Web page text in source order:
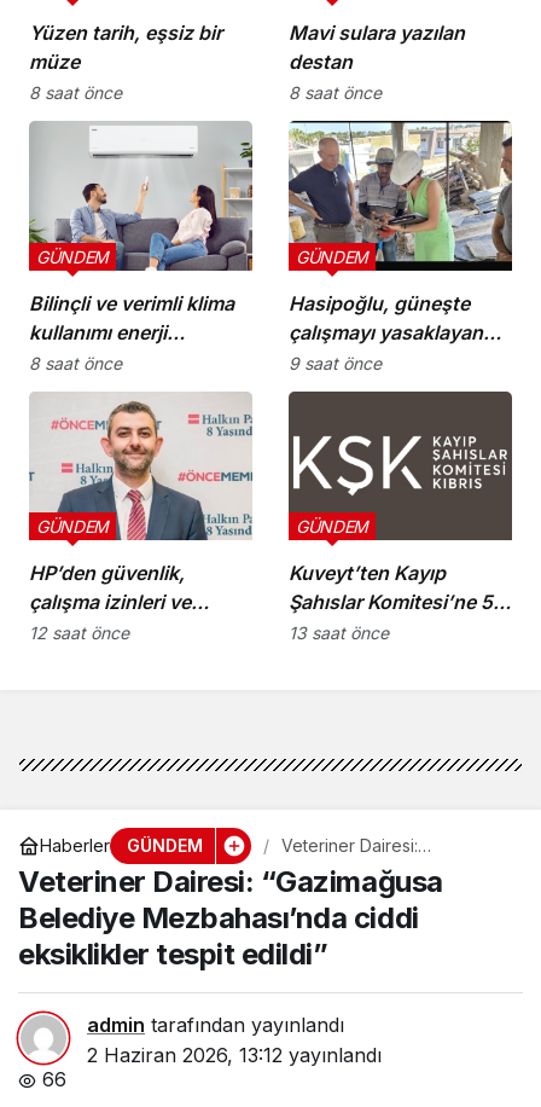
Yüzen tarih, eşsiz bir
müze
8 saat önce
Mavi sulara yazılan
destan
8 saat önce
Bilinçli ve verimli klima
kullanımı enerji
tüketimini azaltıyor
GÜNDEM
8 saat önce
Hasipoğlu, güneşte
çalışmayı yasaklayan
kararın uygulanmasını
Yeniboğaziçi’nde
GÜNDEM
9 saat önce
HP’den güvenlik,
çalışma izinleri ve
yurttaşlık
GÜNDEM
12 saat önce
Kuveyt’ten Kayıp
Şahıslar Komitesi’ne 50
bin dolar katkı
GÜNDEM
13 saat önce
Haberler GÜNDEM
Veteriner Dairesi:
“Gazimağusa Belediye
Mezbahası’nda ciddi
eksiklikler tespit edildi”
Veteriner Dairesi: “Gazimağusa
Belediye Mezbahası’nda ciddi
eksiklikler tespit edildi”
admin tarafından yayınlandı
2 Haziran 2026, 13:12 yayınlandı
66